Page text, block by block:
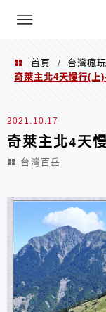
menu
首頁 / 台灣瘋
奇萊主北4天慢行(上
2021.10.17
奇萊主北4天
台灣百岳